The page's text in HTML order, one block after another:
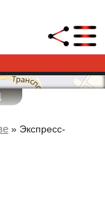
» Экспресс-